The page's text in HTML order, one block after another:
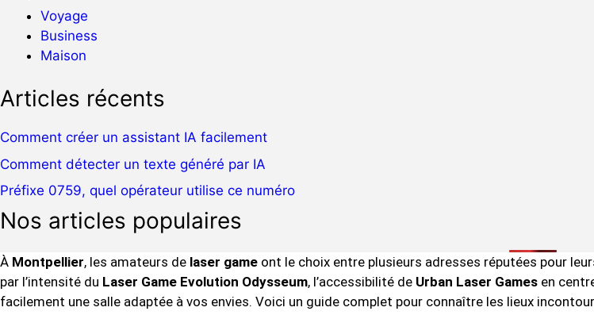
Voyage
Business
Maison
Articles récents
Comment créer un assistant IA facilement
Comment détecter un texte généré par IA
Préfixe 0759, quel opérateur utilise ce numéro
Nos articles populaires
À Montpellier, les amateurs de laser game ont le choix entre plusieurs adresses réputées pour
par l’intensité du Laser Game Evolution Odysseum, l’accessibilité de Urban Laser Games en
facilement une salle adaptée à vos envies. Voici un guide complet pour connaître les lieux